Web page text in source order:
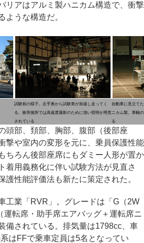
リアはアルミ製ハニカム構造で、衝撃
ような構造だ。
試験前の様子。左手奥から試験車が加速し走ってく
る。衝突個所では高速度撮影のために強い照明が用意
されている
自動車に見立て
ニカム製。車幅
る
頭部、頚部、胸部、腹部（後部座
撃や室内の変形を元に、乗員保護性能
ちろん後部座席にもダミー人形が置か
着用義務化に伴い試験方法が見直さ
護性能評価法も新たに策定された。
工業「RVR」。グレードは「G（2W
運転席・助手席エアバッグ＋運転席ニ
備されている。排気量は1798cc、車
はFFで乗車定員は5名となってい